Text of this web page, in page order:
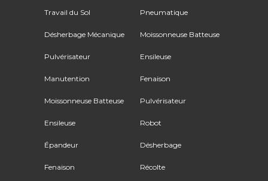
Travail du Sol
Désherbage Mécanique
Pulvérisateur
Manutention
Moissonneuse Batteuse
Ensileuse
Épandeur
Fenaison
Pneumatique
Moissonneuse Batteuse
Ensileuse
Fenaison
Pulvérisateur
Robot
Désherbage
Récolte